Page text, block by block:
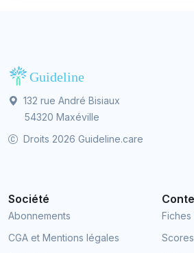
132 rue André Bisiaux
54320 Maxéville
Droits 2026 Guideline.care
Société
Abonnements
CGA et Mentions légales
Scores